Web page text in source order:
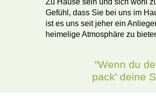
Zu Hause sein und sich wohl
Gefühl, dass Sie bei uns im
ist es uns seit jeher ein
heimelige Atmosphäre zu
"Wenn du
pack' deine